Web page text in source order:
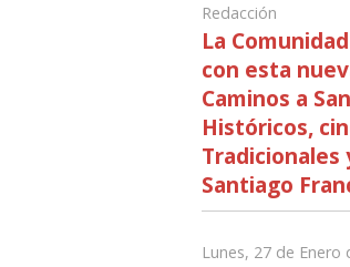
Redacción
La
con esta
Caminos a
Históricos,
Tradicionales
Santiago
Lunes, 27 de Enero